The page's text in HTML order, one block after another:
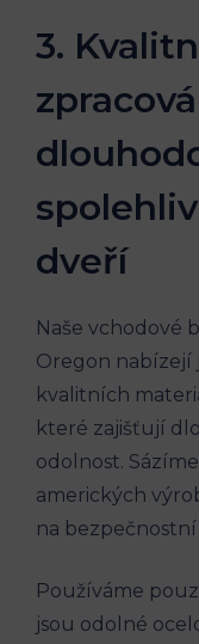
3.
dveří
Naše vchodové
Oregon nabízejí
kvalitních
které zajišťují
odolnost.
amerických
na bezpečnostní
Používáme
jsou odolné